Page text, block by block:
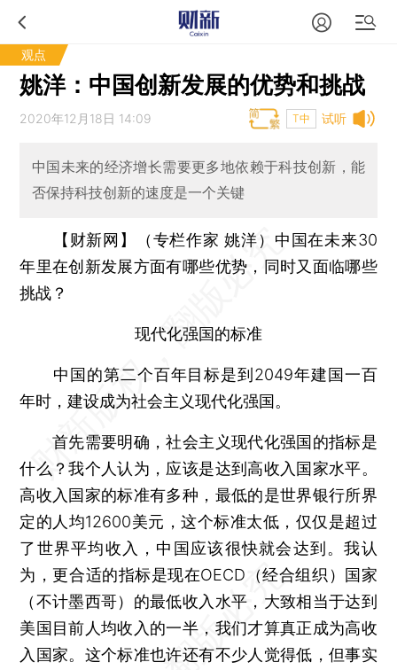
观点
姚洋：中国创新发展的优势和挑战
试听
2020年12月18日 14:09 T中
中国未来的经济增长需要更多地依赖于科技创新，能
否保持科技创新的速度是一个关键
【财新网】（专栏作家 姚洋） 中国在未来30
年里在创新发展方面有哪些优势，同时又面临哪些
挑战？
现代化强国的标准
中国的第二个百年目标是到2049年建国一百
年时，建设成为社会主义现代化强国。
首先需要明确，社会主义现代化强国的指标是
什么？我个人认为，应该是达到高收入国家水平。
高收入国家的标准有多种，最低的是世界银行所界
定的人均12600美元，这个标准太低，仅仅是超过
了世界平均收入，中国应该很快就会达到。我认
为，更合适的指标是现在OECD（经合组织）国家
（不计墨西哥）的最低收入水平，大致相当于达到
美国目前人均收入的一半，我们才算真正成为高收
入国家。这个标准也许还有不少人觉得低，但事实